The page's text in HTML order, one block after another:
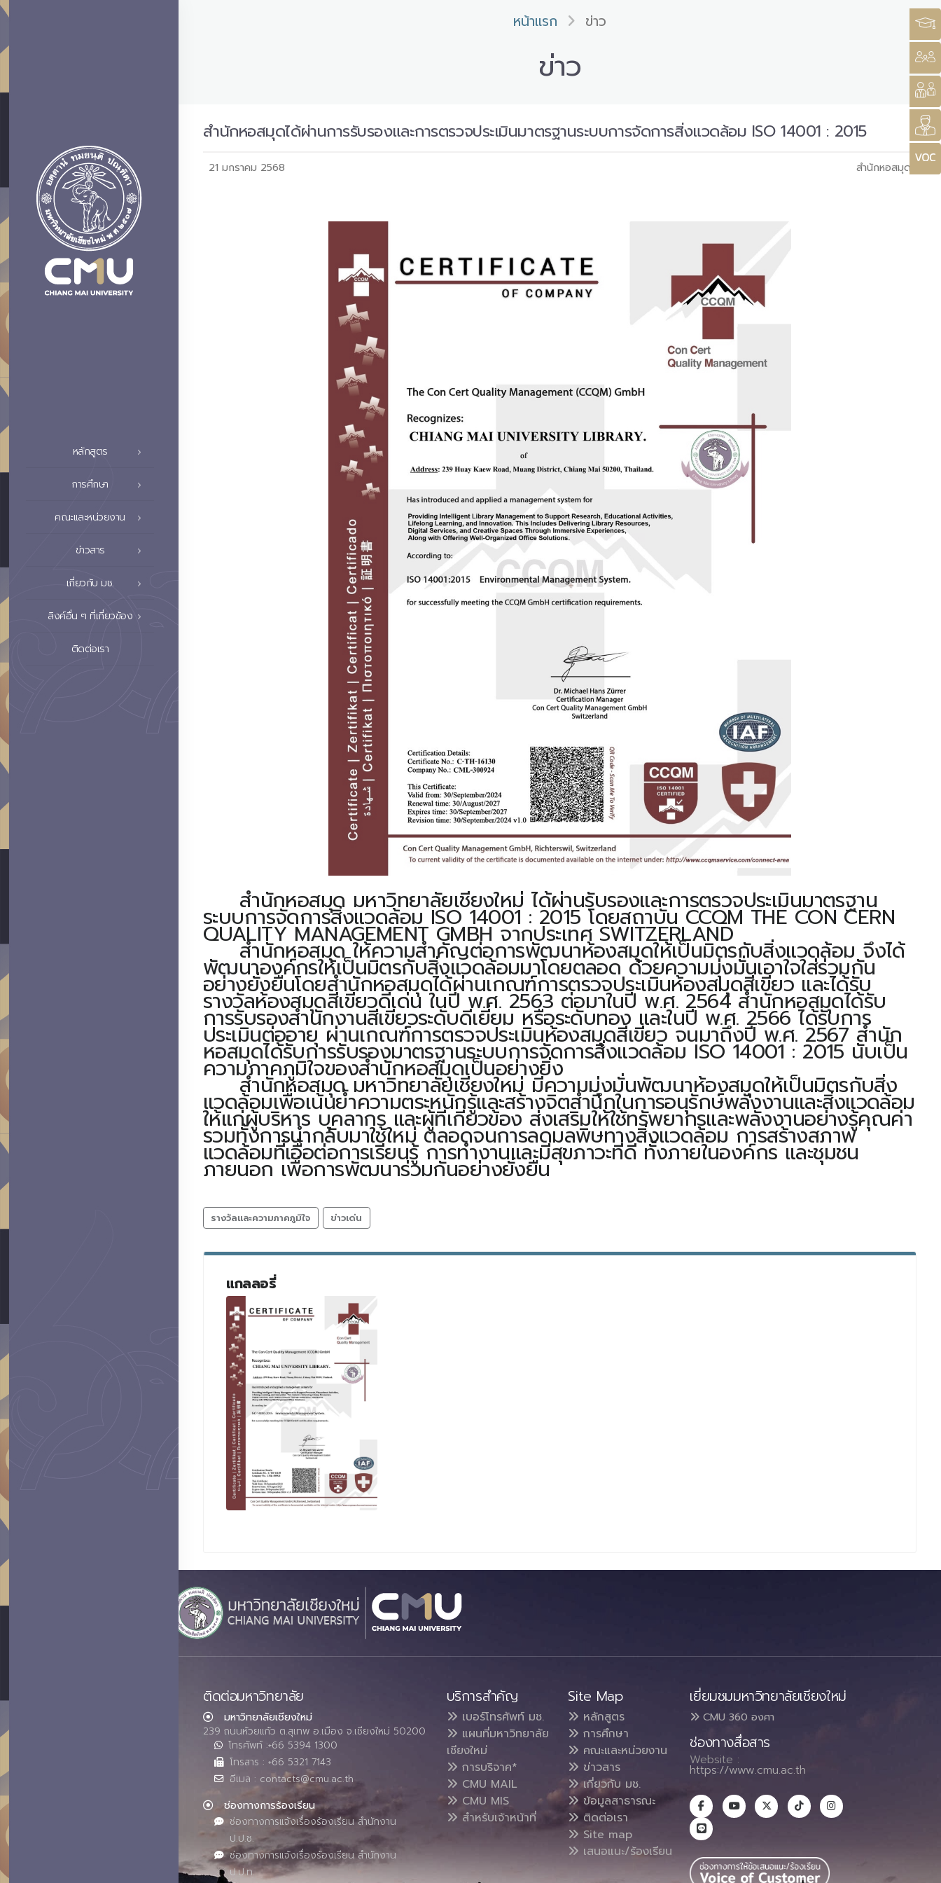
หลักสูตร
การศึกษา
คณะและหน่วยงาน
ข่าวสาร
เกี่ยวกับ มช.
ลิงค์อื่น ๆ ที่เกี่ยวข้อง
ติดต่อเรา
หน้าแรก ข่าว
ข่าว
สำนักหอสมุดได้ผ่านการรับรองและการตรวจประเมินมาตรฐานระบบการจัดการสิ่งแวดล้อม ISO 14001 : 2015
21 มกราคม 2568 สำนักหอสมุด
สำนักหอสมุด มหาวิทยาลัยเชียงใหม่ ได้ผ่านรับรองและการตรวจประเมินมาตรฐาน
ระบบการจัดการสิ่งแวดล้อม ISO 14001 : 2015 โดยสถาบัน CCQM THE CON CERN
QUALITY MANAGEMENT GMBH จากประเทศ SWITZERLAND
สำนักหอสมุด ให้ความสำคัญต่อการพัฒนาห้องสมุดให้เป็นมิตรกับสิ่งแวดล้อม จึงได้
พัฒนาองค์กรให้เป็นมิตรกับสิ่งแวดล้อมมาโดยตลอด ด้วยความมุ่งมั่นเอาใจใส่ร่วมกัน
อย่างยั่งยืนโดยสำนักหอสมุดได้ผ่านเกณฑ์การตรวจประเมินห้องสมุดสีเขียว และได้รับ
รางวัลห้องสมุดสีเขียวดีเด่น ในปี พ.ศ. 2563 ต่อมาในปี พ.ศ. 2564 สำนักหอสมุดได้รับ
การรับรองสำนักงานสีเขียวระดับดีเยี่ยม หรือระดับทอง และในปี พ.ศ. 2566 ได้รับการ
ประเมินต่ออายุ ผ่านเกณฑ์การตรวจประเมินห้องสมุดสีเขียว จนมาถึงปี พ.ศ. 2567 สำนัก
หอสมุดได้รับการรับรองมาตรฐานระบบการจัดการสิ่งแวดล้อม ISO 14001 : 2015 นับเป็น
ความภาคภูมิใจของสำนักหอสมุดเป็นอย่างยิ่ง
สำนักหอสมุด มหาวิทยาลัยเชียงใหม่ มีความมุ่งมั่นพัฒนาห้องสมุดให้เป็นมิตรกับสิ่ง
แวดล้อมเพื่อเน้นย้ำความตระหนักรู้และสร้างจิตสำนึกในการอนุรักษ์พลังงานและสิ่งแวดล้อม
ให้แก่ผู้บริหาร บุคลากร และผู้ที่เกี่ยวข้อง ส่งเสริมให้ใช้ทรัพยากรและพลังงานอย่างรู้คุณค่า
รวมทั้งการนำกลับมาใช้ใหม่ ตลอดจนการลดมลพิษทางสิ่งแวดล้อม การสร้างสภาพ
แวดล้อมที่เอื้อต่อการเรียนรู้ การทำงานและมีสุขภาวะที่ดี ทั้งภายในองค์กร และชุมชน
ภายนอก เพื่อการพัฒนาร่วมกันอย่างยั่งยืน
รางวัลและความภาคภูมิใจ ข่าวเด่น
แกลลอรี่
ติดต่อมหาวิทยาลัย
มหาวิทยาลัยเชียงใหม่
239 ถนนห้วยแก้ว ต.สุเทพ อ.เมือง จ.เชียงใหม่ 50200
โทรศัพท์ :+66 5394 1300
โทรสาร : +66 5321 7143
อีเมล : contacts@cmu.ac.th
ช่องทางการร้องเรียน
ช่องทางการแจ้งเรื่องร้องเรียน สำนักงาน
ป.ป.ช.
ช่องทางการแจ้งเรื่องร้องเรียน สำนักงาน
ป.ป.ท.
บริการสำคัญ
เบอร์โทรศัพท์ มช.
แผนที่มหาวิทยาลัย
เชียงใหม่
การบริจาค*
CMU MAIL
CMU MIS
สำหรับเจ้าหน้าที่
Site Map
หลักสูตร
การศึกษา
คณะและหน่วยงาน
ข่าวสาร
เกี่ยวกับ มช.
ข้อมูลสาธารณะ
ติดต่อเรา
Site map
เสนอแนะ/ร้องเรียน
เยี่ยมชมมหาวิทยาลัยเชียงใหม่
CMU 360 องศา
ช่องทางสื่อสาร
Website :
https://www.cmu.ac.th